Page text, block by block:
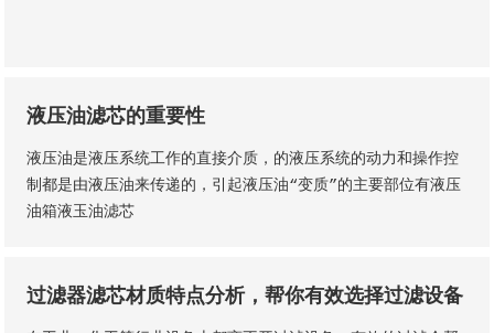
液压油滤芯的重要性
液压油是液压系统工作的直接介质，的液压系统的动力和操作控
制都是由液压油来传递的，引起液压油“变质”的主要部位有液压
油箱液玉油滤芯
过滤器滤芯材质特点分析，帮你有效选择过滤设备